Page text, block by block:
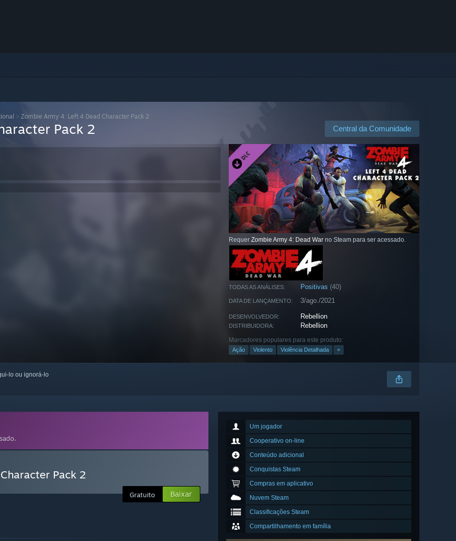
> Zombie Army 4: Left 4 Dead Character Pack 2
Central da Comunidade
Pack 2
Requer Zombie Army 4: Dead War no Steam para ser acessado.
TODAS AS ANÁLISES: Positivas (40)
DATA DE LANÇAMENTO: 3/ago./2021
DESENVOLVEDOR: Rebellion
DISTRIBUIDORA: Rebellion
Marcadores populares para este produto:
Ação Violento Violência Detalhada +
lo ou ignorá-lo
Um jogador
Cooperativo on-line
Conteúdo adicional
Conquistas Steam
Compras em aplicativo
Nuvem Steam
Classificações Steam
Compartilhamento em família
Pack 2
Gratuito Baixar